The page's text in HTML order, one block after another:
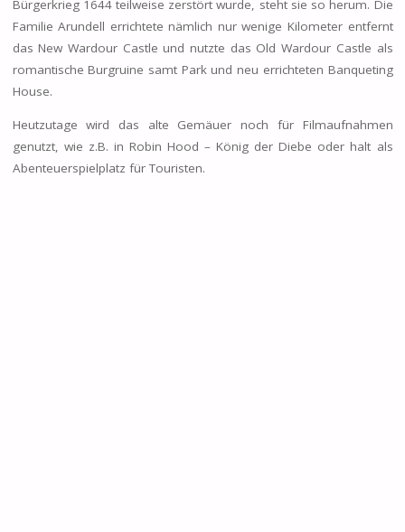
Bürgerkrieg 1644 teilweise zerstört wurde, steht sie so herum. Die
Familie Arundell errichtete nämlich nur wenige Kilometer entfernt
das New Wardour Castle und nutzte das Old Wardour Castle als
romantische Burgruine samt Park und neu errichteten Banqueting
House.
Heutzutage wird das alte Gemäuer noch für Filmaufnahmen
genutzt, wie z.B. in Robin Hood – König der Diebe oder halt als
Abenteuerspielplatz für Touristen.